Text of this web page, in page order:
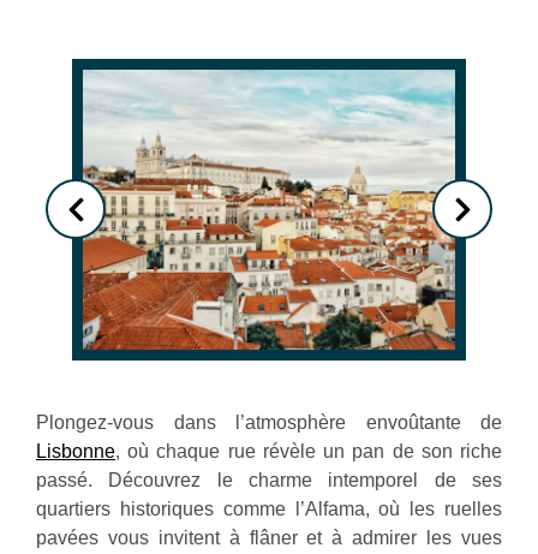
Plongez-vous dans l’atmosphère envoûtante de
Lisbonne, où chaque rue révèle un pan de son riche
passé. Découvrez le charme intemporel de ses
quartiers historiques comme l’Alfama, où les ruelles
pavées vous invitent à flâner et à admirer les vues